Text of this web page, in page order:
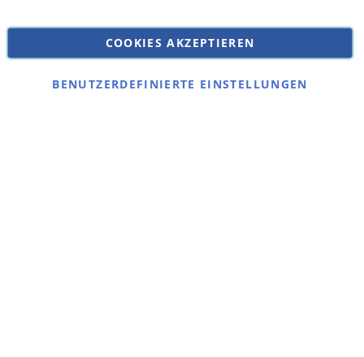
Datenschutz
Impressum
Kontakt
COOKIES AKZEPTIEREN
BENUTZERDEFINIERTE EINSTELLUNGEN